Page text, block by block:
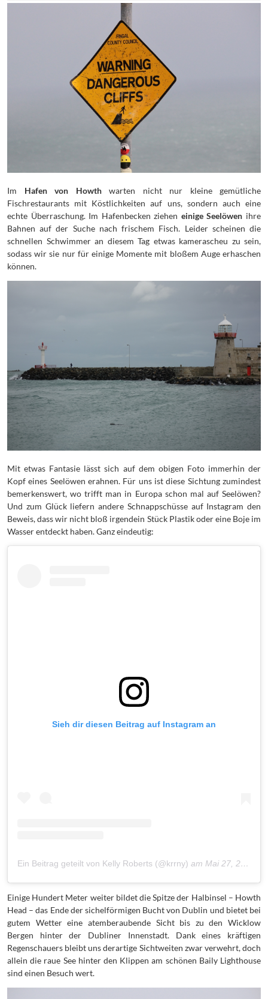
Im Hafen von Howthwarten nicht nur kleine gemütliche
Fischrestaurants mit Köstlichkeiten auf uns, sondern auch eine
echte Überraschung. Im Hafenbecken ziehen einige Seelöwen ihre
Bahnen auf der Suche nach frischem Fisch. Leider scheinen die
schnellen Schwimmer an diesem Tag etwas kamerascheu zu sein,
sodass wir sie nur für einige Momente mit bloßem Auge erhaschen
können.
Mit etwas Fantasie lässt sich auf dem obigen Foto immerhin der
Kopf eines Seelöwen erahnen. Für uns ist diese Sichtung zumindest
bemerkenswert, wo trifft man in Europa schon mal auf Seelöwen?
Und zum Glück liefern andere Schnappschüsse auf Instagram den
Beweis, dass wir nicht bloß irgendein Stück Plastik oder eine Boje im
Wasser entdeckt haben. Ganz eindeutig:
Sieh dir diesen Beitrag auf Instagram an
Ein Beitrag geteilt von Kelly Roberts (@krrny) am Mai 27, 2018 um 12:59 PDT
Einige Hundert Meter weiter bildet die Spitze der Halbinsel – Howth
Head – das Ende der sichelförmigen Bucht von Dublin und bietet bei
gutem Wetter eine atemberaubende Sicht bis zu den Wicklow
Bergen hinter der Dubliner Innenstadt. Dank eines kräftigen
Regenschauers bleibt uns derartige Sichtweiten zwar verwehrt, doch
allein die raue See hinter den Klippen am schönen Baily Lighthouse
sind einen Besuch wert.